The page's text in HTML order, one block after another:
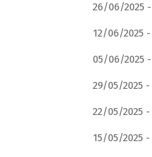
26/06/2025 -
12/06/2025 -
05/06/2025 -
29/05/2025 -
22/05/2025 -
15/05/2025 -